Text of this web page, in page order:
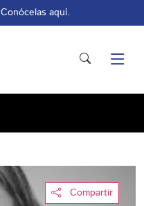
Conócelas aquí.
Compartir